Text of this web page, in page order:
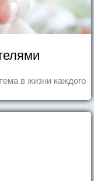
в жизни каждого